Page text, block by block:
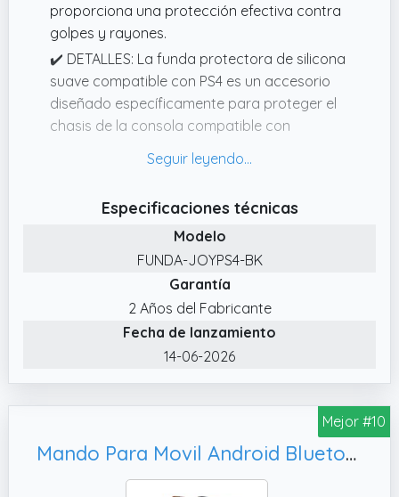
proporciona una protección efectiva contra
golpes y rayones.
✔️ DETALLES: La funda protectora de silicona
suave compatible con PS4 es un accesorio
diseñado específicamente para proteger el
chasis de la consola compatible con
polvo. No solo cumple una función
el agarre y el aspecto estético de la consola
✔️ Ajuste perfecto: La funda está diseñada
para encajar perfectamente en la consola
PS4, permitiendo acceso a todos los puertos,
botones y funciones sin necesidad de
✔️ Mejora el agarre: La textura de silicona
✔️ Protección contra el polvo: La funda
suciedad se acumulen en la consola, lo que
Especificaciones técnicas
Modelo
FUNDA-JOYPS4-BK
Garantía
2 Años del Fabricante
Fecha de lanzamiento
14-06-2026
Mejor #10
Mando Para Movil Android Bluetooth con Botón Programable + Soporte Smartphone - Compatible con IPhone, Call of Duty en el Teléfono